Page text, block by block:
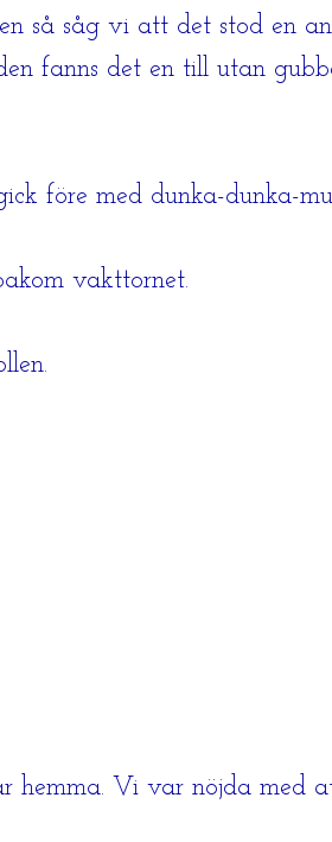
så såg vi att det stod en
fanns det en till utan
före med dunka-dunka-
vakttornet.
hemma. Vi var nöjda med